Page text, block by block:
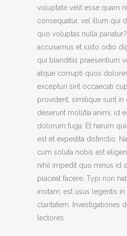
voluptate velit esse quam
consequatur, vel illum qui
quo voluptas nulla
accusamus et iusto odio
qui blanditiis praesentium
atque corrupti quos
excepturi sint occaecati
provident, similique sunt in
deserunt mollitia animi, id
dolorum fuga. Et harum
est et expedita distinctio.
cum soluta nobis est
nihil impedit quo minus id
placeat facere. Typi non
insitam; est usus legentis
claritatem. Investigationes
lectores.